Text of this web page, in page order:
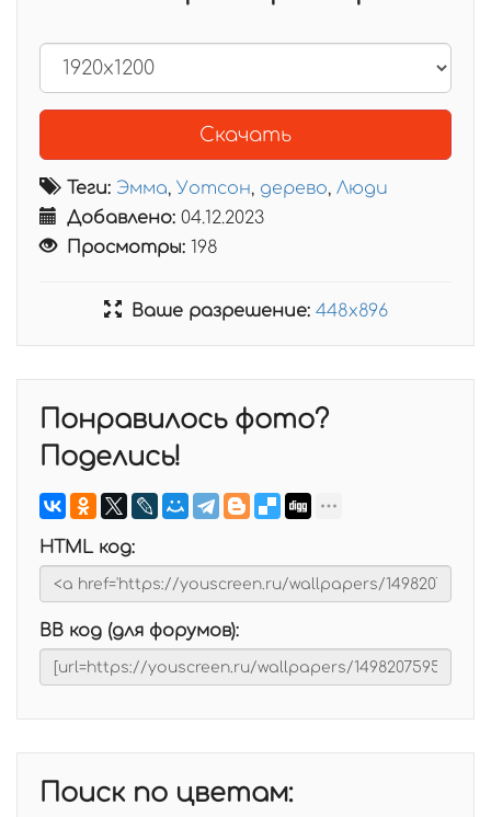
Скачать
Теги: Эмма, Уотсон, дерево, Люди
Добавлено: 04.12.2023
Просмотры: 198
Ваше разрешение: 448x896
Понравилось фото?
Поделись!
HTML код:
BB код (для форумов):
Поиск по цветам: